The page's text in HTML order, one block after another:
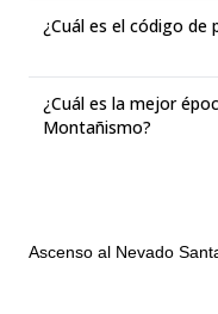
¿Cuál es el código
¿Cuál es la mejor
Montañismo?
Ascenso al Nevado